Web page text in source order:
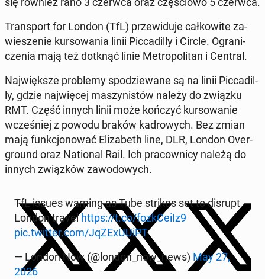
Trans­port for London (TfL) prze­wi­du­je cał­ko­wi­te za­
wie­sze­nie kur­so­wa­nia linii Pic­ca­dil­ly i Circle. Ogra­ni­
cze­nia mają też dotknąć linie Me­tro­po­li­tan i Central.
Naj­więk­sze pro­ble­my spo­dzie­wa­ne są na linii Pic­ca­dil­
ly, gdzie naj­wię­cej ma­szy­ni­stów należy do związku
RMT. Część innych linii może kończyć kur­so­wa­nie
wcze­śniej z powodu braków ka­dro­wych. Bez zmian
mają funk­cjo­no­wać Eli­za­beth line, DLR, London Over­
gro­und oraz Na­tio­nal Rail. Ich pra­cow­ni­cy należą do
innych związ­ków za­wo­do­wych.
TfL issues warning as Tube strikes set to disrupt
London travelhttps://t.co/fozk­Ce­iIz9
pic.twitter.com/JqZE­xU­UiPT
— London Now (@london_now_news) May 27,
2026